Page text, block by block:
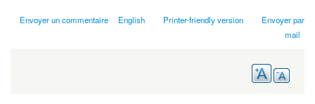
Envoyer un commentaire English Printer-friendly version
Envoyer par
mail